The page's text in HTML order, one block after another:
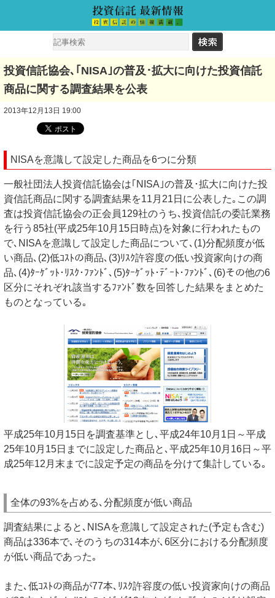
投資信託協会､｢NISA｣の普及･拡大に向けた投資信託
商品に関する調査結果を公表
2013年12月13日 19:00
NISAを意識して設定した商品を6つに分類
一般社団法人投資信託協会は｢NISA｣の普及･拡大に向けた投
資信託商品に関する調査結果を11月21日に公表した｡この調
査は投資信託協会の正会員129社のうち､投資信託の委託業務
を行う85社(平成25年10月15日時点)を対象に行われたもの
で､NISAを意識して設定した商品について､(1)分配頻度が低
い商品､(2)低ｺｽﾄの商品､(3)ﾘｽｸ許容度の低い投資家向けの商
品､(4)ﾀｰｹﾞｯﾄ･ﾘｽｸ･ﾌｧﾝﾄﾞ､(5)ﾀｰｹﾞｯﾄ･ﾃﾞｰﾄ･ﾌｧﾝﾄﾞ､(6)その他の6
区分にそれぞれ該当するﾌｧﾝﾄﾞ数を回答した結果をまとめた
ものとなっている｡
平成25年10月15日を調査基準とし､平成24年10月1日～平成
25年10月15日までに設定した商品と､平成25年10月16日～平
成25年12月末までに設定予定の商品を分けて集計している｡
全体の93%を占める､分配頻度が低い商品
調査結果によると､NISAを意識して設定された(予定も含む)
商品は336本で､そのうちの314本が､6区分における分配頻度
が低い商品であった｡
また､低ｺｽﾄの商品が77本､ﾘｽｸ許容度の低い投資家向けの商品